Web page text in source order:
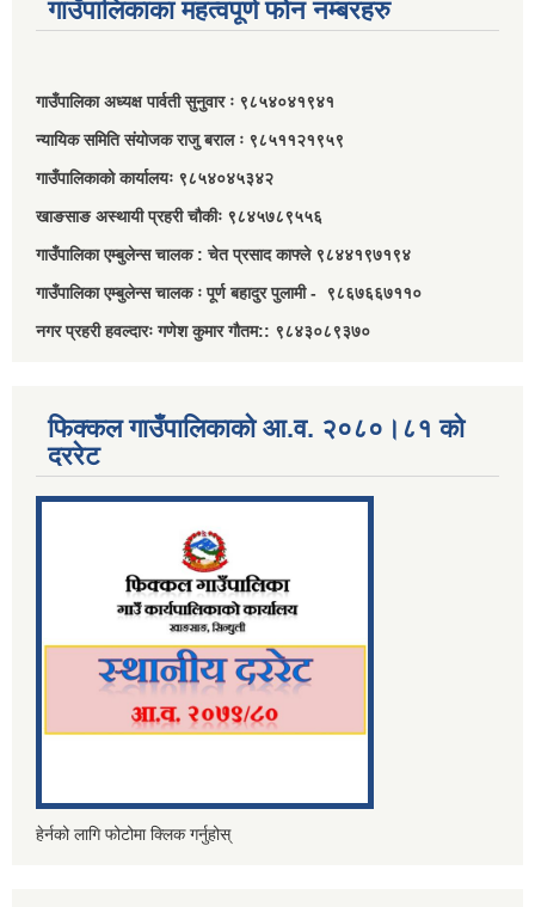
गाउँपालिकाका महत्वपूर्ण फोन नम्बरहरु
गाउँपालिका अध्यक्ष पार्वती सुनुवार ः ९८५४०४१९४१
न्यायिक समिति संयोजक राजु बराल ः ९८५११२१९५९
गाउँपालिकाको कार्यालयः ९८५४०४५३४२
खाङसाङ अस्थायी प्रहरी चौकीः ९८४५७८९५५६
गाउँपालिका एम्बुलेन्स चालक : चेत प्रसाद काफ्ले ९८४४१९७१९४
गाउँपालिका एम्बुलेन्स चालक ः पूर्ण बहादुर पुलामी - ९८६७६६७११०
नगर प्रहरी हवल्दारः गणेश कुमार गौतम:: ९८४३०८९३७०
फिक्कल गाउँपालिकाको आ.व. २०८०।८१ को
दररेट
हेर्नको लागि फोटोमा क्लिक गर्नुहोस्